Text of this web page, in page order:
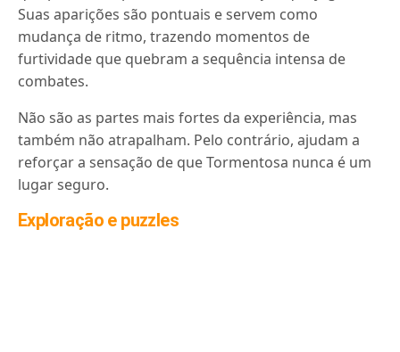
Suas aparições são pontuais e servem como
mudança de ritmo, trazendo momentos de
furtividade que quebram a sequência intensa de
combates.
Não são as partes mais fortes da experiência, mas
também não atrapalham. Pelo contrário, ajudam a
reforçar a sensação de que Tormentosa nunca é um
lugar seguro.
Exploração e puzzles